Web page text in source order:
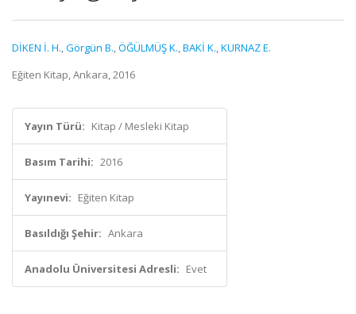
DİKEN İ. H.,Görgün B.,ÖĞÜLMÜŞ K.,BAKİ K.,KURNAZ E.
Eğiten Kitap, Ankara, 2016
Yayın Türü: Kitap / Mesleki Kitap
Basım Tarihi: 2016
Yayınevi: Eğiten Kitap
Basıldığı Şehir: Ankara
Anadolu Üniversitesi Adresli: Evet